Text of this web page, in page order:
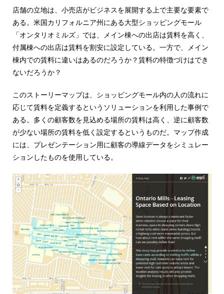
情
報
活
の
た
め
の
GIS・
図
シ
ス
テ
ム
策、
ジ
オ・
IoT
等
の
地
活
用
を
ご
紹
介
店舗の立地は、小売店がビジネスを展開する上で主要な要素で
ある。米国カリフォルニア州にある大型ショッピングモール
「オンタリオミルズ」では、メイン棟への出店は賃料を高く、
付属棟への出店は賃料を割安に設定している。一方で、メイン
棟内での賃料に違いはあるのだろうか？賃料の特徴づけはでき
ないだろうか？
このストーリーマップは、ショッピングモール内の人の流れに
応じて賃料を定義するというソリューションを利用した事例で
ある。多くの顧客数を見込める場所の賃料は高く、逆に顧客数
が少ない場所の賃料を低く設定するというものだ。マップ作成
には、プレゼンテーション用に顧客の導線データをシミュレー
ションしたものを使用している。